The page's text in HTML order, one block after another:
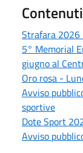
Strafara 2026
5° Memorial
giugno al
Oro rosa -
Avviso
sportive
Dote Sport
Avviso